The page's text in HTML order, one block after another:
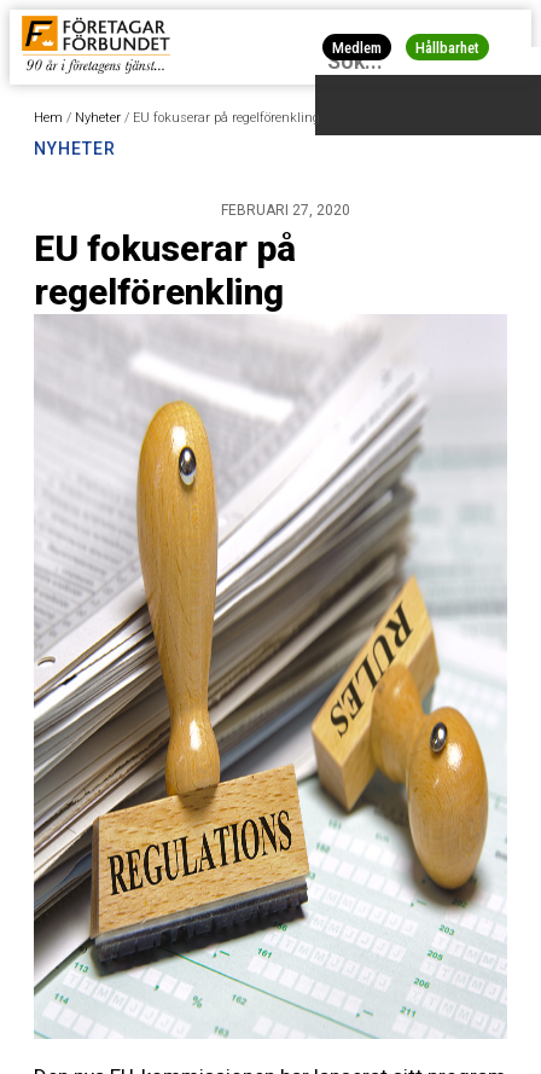
Medlem Hållbarhet
Hem / Nyheter / EU fokuserar på regelförenkling
NYHETER
FEBRUARI 27, 2020
EU fokuserar på
regelförenkling